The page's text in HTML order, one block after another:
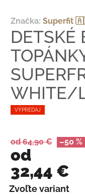
VÝPREDAJ
DETSKÉ
WHITE/
Značka: Superfit
od 64,90 € –50 %
od
32,44 €
Zvoľte variant